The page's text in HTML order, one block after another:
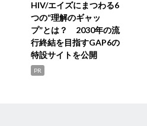
HIV/エイズにまつわる6
つの“理解のギャッ
プ”とは？ 2030年の流
行終結を目指すGAP6の
特設サイトを公開
PR